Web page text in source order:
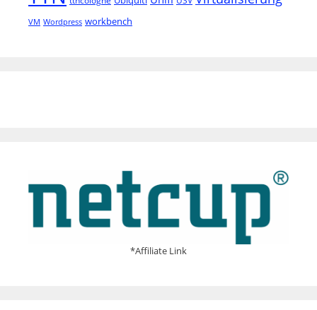
VM Wordpress workbench
*Affiliate Link